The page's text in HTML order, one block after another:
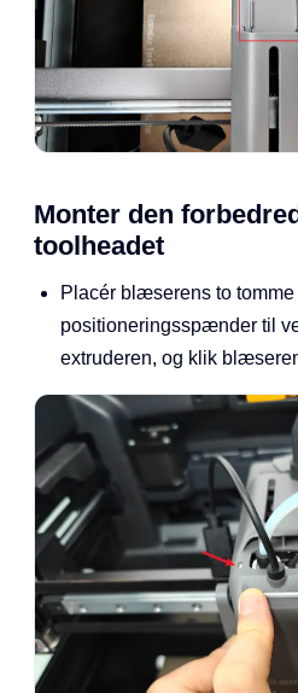
Monter den
toolheadet
Placér blæserens to
positioneringsspænder til
extruderen, og klik